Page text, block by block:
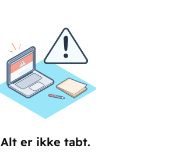
Alt er ikke tabt.